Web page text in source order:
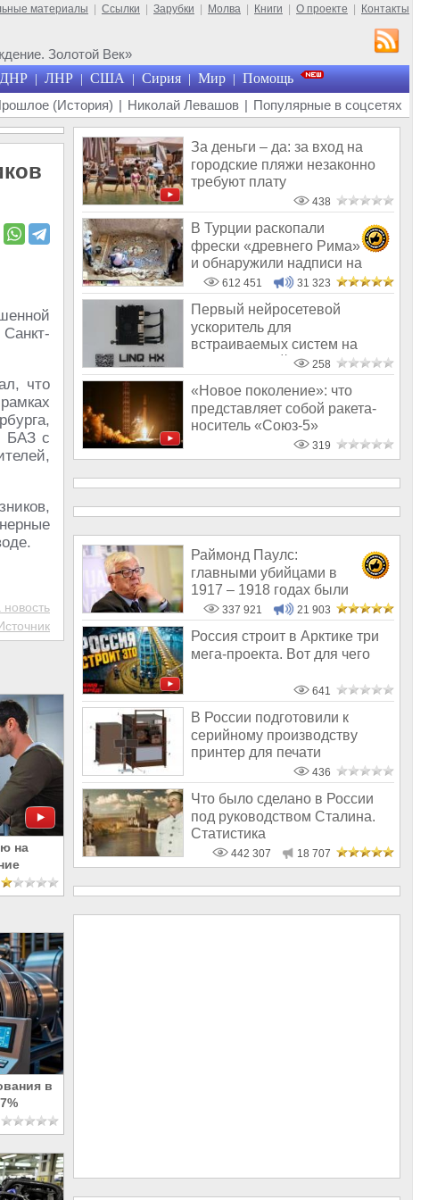
материалы Ссылки Зарубки Молва Книги О проекте Контакты
Золотой Век»
| ЛНР | США | Сирия | Мир | Помощь
(История) | Николай Левашов | Популярные в соцсетях
что
БАЗ с
на
в
За деньги – да: за вход на
городские пляжи незаконно
требуют плату
438
В Турции раскопали
фрески «древнего Рима»
и обнаружили надписи на
Русском!
612 451 31 323
Первый нейросетевой
ускоритель для
встраиваемых систем на
основе российского микроп
258
«Новое поколение»: что
представляет собой ракета-
носитель «Союз-5»
319
Раймонд Паулс:
главными убийцами в
1917 – 1918 годах были
латыши и евреи, а не русс
337 921 21 903
Россия строит в Арктике три
мега-проекта. Вот для чего
641
В России подготовили к
серийному производству
принтер для печати
436
Что было сделано в России
под руководством Сталина.
Статистика
442 307 18 707